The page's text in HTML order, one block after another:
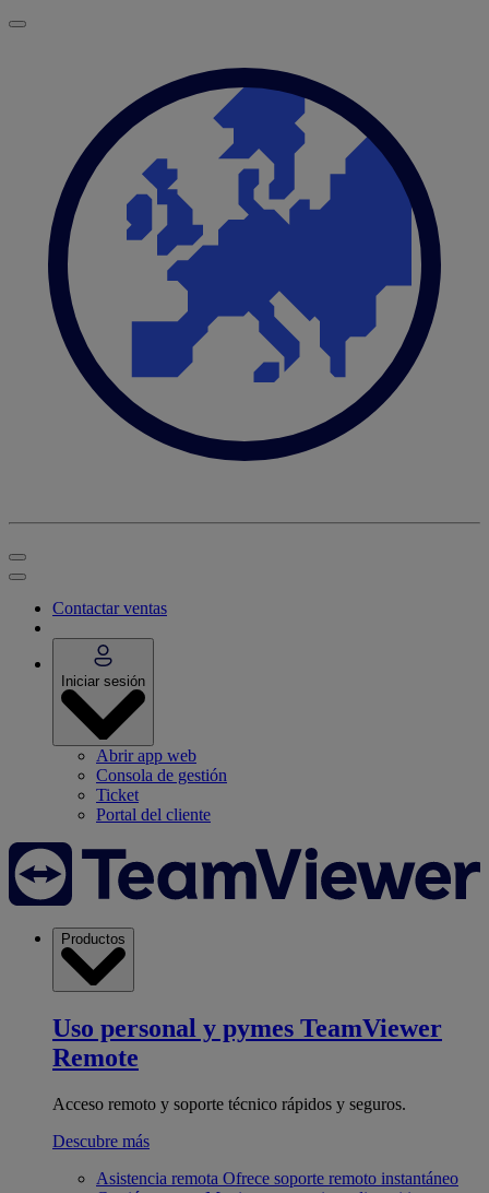
Contactar ventas
Iniciar sesión
Abrir app web
Consola de gestión
Ticket
Portal del cliente
Productos
Uso personal y pymes TeamViewer
Remote
Acceso remoto y soporte técnico rápidos y seguros.
Descubre más
Asistencia remota Ofrece soporte remoto instantáneo